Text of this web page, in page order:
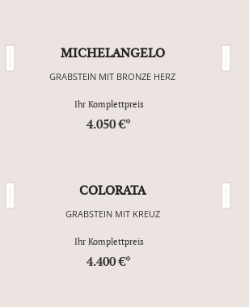
MICHELANGELO
GRABSTEIN MIT BRONZE HERZ
Ihr Komplettpreis
4.050 €*
COLORATA
GRABSTEIN MIT KREUZ
Ihr Komplettpreis
4.400 €*